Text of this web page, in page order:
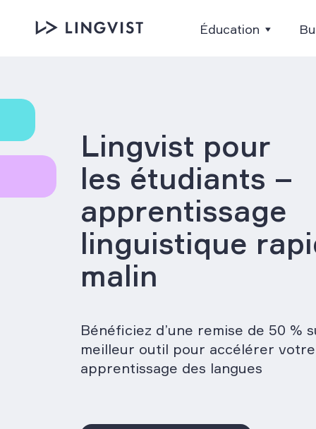
Éducation
Lingvist pour
les étudiants –
apprentissage
linguistique
malin
Bénéficiez d’une remise de 50 %
meilleur outil pour accélérer votre
apprentissage des langues